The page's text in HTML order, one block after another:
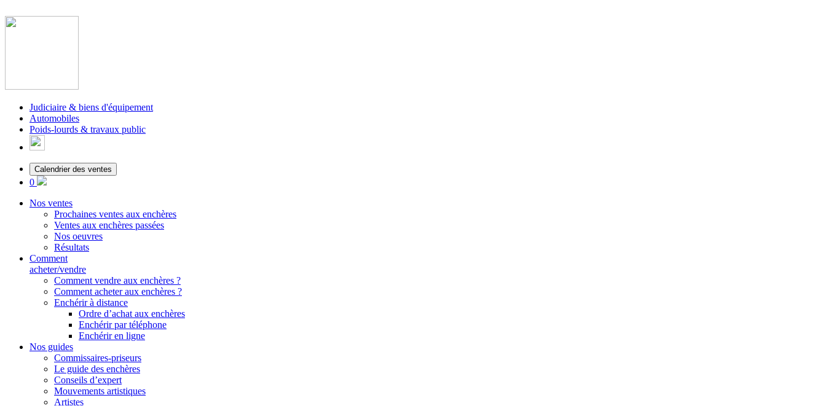
Judiciaire & biens d'équipement
Automobiles
Poids-lourds & travaux public
Calendrier des ventes
0
Nos ventes
Prochaines ventes aux enchères
Ventes aux enchères passées
Nos oeuvres
Résultats
Comment
acheter/vendre
Comment vendre aux enchères ?
Comment acheter aux enchères ?
Enchérir à distance
Ordre d’achat aux enchères
Enchérir par téléphone
Enchérir en ligne
Nos guides
Commissaires-priseurs
Le guide des enchères
Conseils d’expert
Mouvements artistiques
Artistes